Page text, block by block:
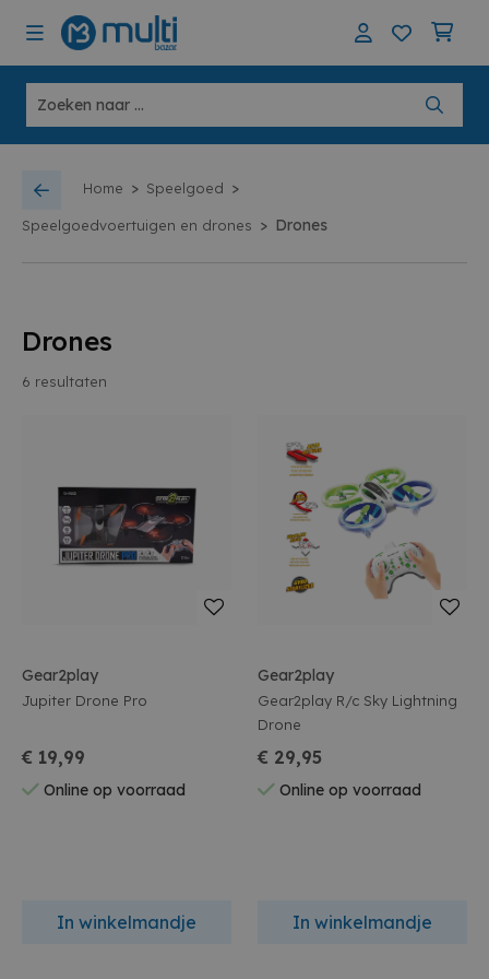
Home > Speelgoed >
Speelgoedvoertuigen en drones > Drones
Drones
6 resultaten
Gear2play
Jupiter Drone Pro
€ 19,99
Online op voorraad
In winkelmandje
Gear2play
Gear2play R/c Sky Lightning
Drone
€ 29,95
Online op voorraad
In winkelmandje